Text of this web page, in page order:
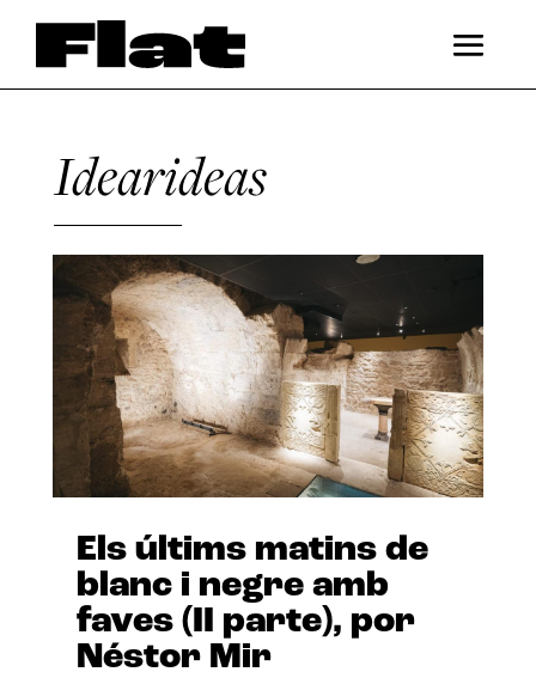
Idearideas
Els últims matins de
blanc i negre amb
faves (II parte), por
Néstor Mir